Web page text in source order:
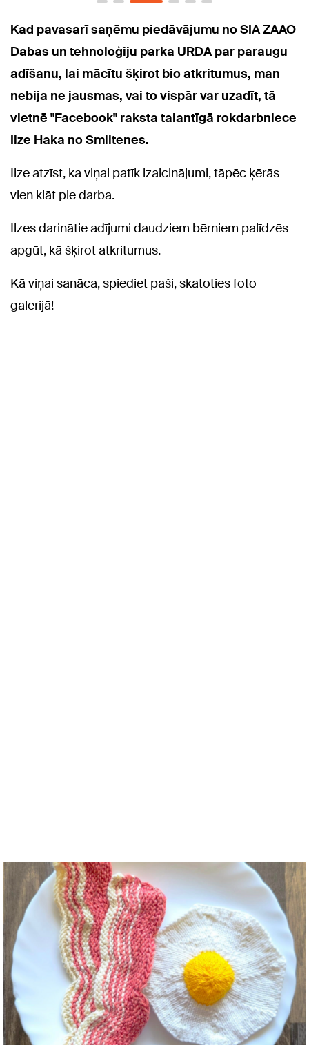
Kad pavasarī saņēmu piedāvājumu no SIA ZAAO
Dabas un tehnoloģiju parka URDA par paraugu
adīšanu, lai mācītu šķirot bio atkritumus, man
nebija ne jausmas, vai to vispār var uzadīt, tā
vietnē "Facebook" raksta talantīgā rokdarbniece
Ilze Haka no Smiltenes.
Ilze atzīst, ka viņai patīk izaicinājumi, tāpēc ķērās
vien klāt pie darba.
Ilzes darinātie adījumi daudziem bērniem palīdzēs
apgūt, kā šķirot atkritumus.
Kā viņai sanāca, spiediet paši, skatoties foto
galerijā!